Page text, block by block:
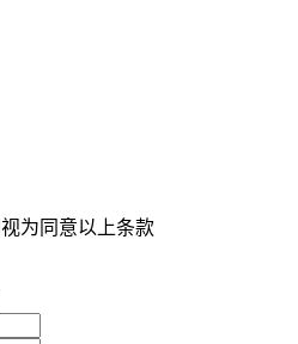
为同意以上条款